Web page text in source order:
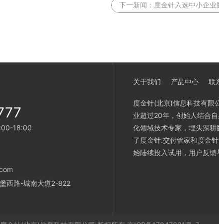
下一新闻： 度金针入选中小企
18:00
西路-城南大道2-822
关于我们 产品中心 联
度金针(北京)信息科技有限
业超过20年，创始人结合
化领域技术专家，埋头深
了度金针.交付管家和度金
始陆续投入试用，用户反馈